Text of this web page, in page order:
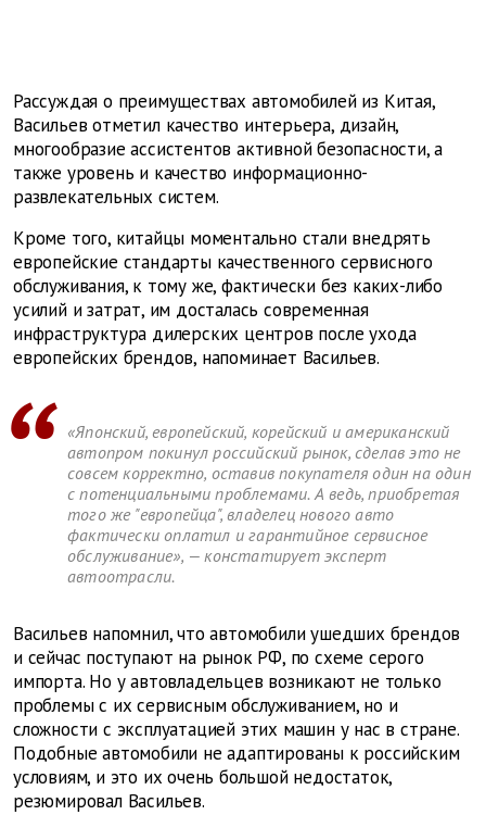
Рассуждая о преимуществах автомобилей из Китая,
Васильев отметил качество интерьера, дизайн,
многообразие ассистентов активной безопасности, а
также уровень и качество информационно-
развлекательных систем.
Кроме того, китайцы моментально стали внедрять
европейские стандарты качественного сервисного
обслуживания, к тому же, фактически без каких-либо
усилий и затрат, им досталась современная
инфраструктура дилерских центров после ухода
европейских брендов, напоминает Васильев.
«Японский, европейский, корейский и американский
автопром покинул российский рынок, сделав это не
совсем корректно, оставив покупателя один на один
с потенциальными проблемами. А ведь, приобретая
того же "европейца", владелец нового авто
фактически оплатил и гарантийное сервисное
обслуживание», — констатирует эксперт
автоотрасли.
Васильев напомнил, что автомобили ушедших брендов
и сейчас поступают на рынок РФ, по схеме серого
импорта. Но у автовладельцев возникают не только
проблемы с их сервисным обслуживанием, но и
сложности с эксплуатацией этих машин у нас в стране.
Подобные автомобили не адаптированы к российским
условиям, и это их очень большой недостаток,
резюмировал Васильев.